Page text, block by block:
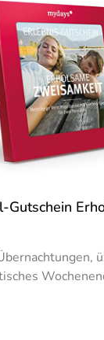
Gutschein